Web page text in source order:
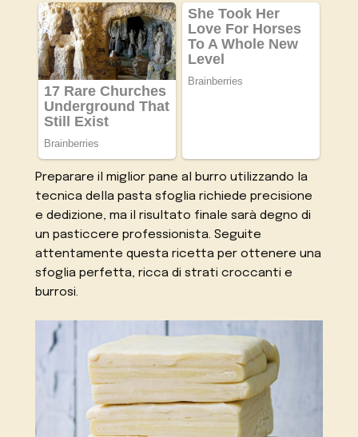
Preparare il miglior pane al burro utilizzando la
tecnica della pasta sfoglia richiede precisione
e dedizione, ma il risultato finale sarà degno di
un pasticcere professionista. Seguite
attentamente questa ricetta per ottenere una
sfoglia perfetta, ricca di strati croccanti e
burrosi.